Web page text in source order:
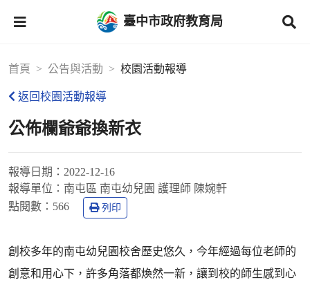
臺中市政府教育局
首頁 公告與活動 校園活動報導
返回校園活動報導
公佈欄爺爺換新衣
報導日期： 2022-12-16
報導單位： 南屯區 南屯幼兒園 護理師 陳婉軒
點閱數： 566 列印
創校多年的南屯幼兒園校舍歷史悠久，今年經過每位老師的
創意和用心下，許多角落都煥然一新，讓到校的師生感到心